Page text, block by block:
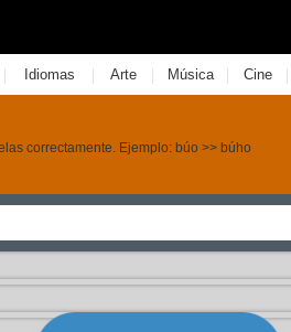
| Idiomas | Arte | Música | Cine |
correctamente. Ejemplo: búo >> búho